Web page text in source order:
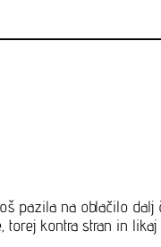
pazila na oblačilo
kontra stran in likaj